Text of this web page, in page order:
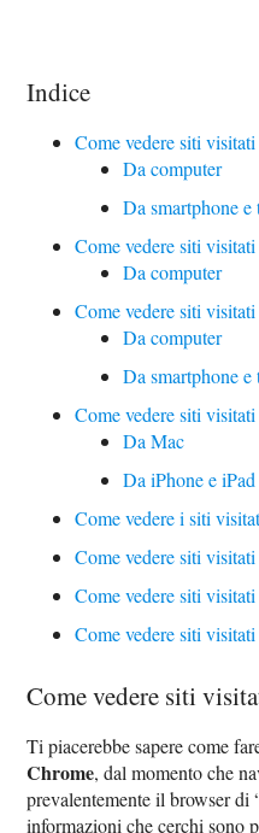
Indice
Come vedere siti
Da computer
Da smartphone e
Come vedere siti
Da computer
Come vedere siti
Da computer
Da smartphone e
Come vedere siti
Da Mac
Da iPhone e iPad
Come vedere i siti
Come vedere siti
Come vedere siti
Come vedere siti
Come vedere siti
Ti piacerebbe sapere come
Chrome, dal momento che
prevalentemente il browser
informazioni che cerchi sono